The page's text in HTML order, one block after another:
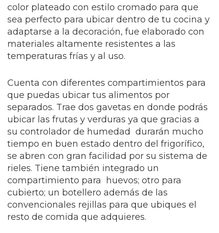
color plateado con estilo cromado para que
sea perfecto para ubicar dentro de tu cocina y
adaptarse a la decoración, fue elaborado con
materiales altamente resistentes a las
temperaturas frías y al uso.
Cuenta con diferentes compartimientos para
que puedas ubicar tus alimentos por
separados. Trae dos gavetas en donde podrás
ubicar las frutas y verduras ya que gracias a
su controlador de humedad durarán mucho
tiempo en buen estado dentro del frigorífico,
se abren con gran facilidad por su sistema de
rieles. Tiene también integrado un
compartimiento para huevos; otro para
cubierto; un botellero además de las
convencionales rejillas para que ubiques el
resto de comida que adquieres.